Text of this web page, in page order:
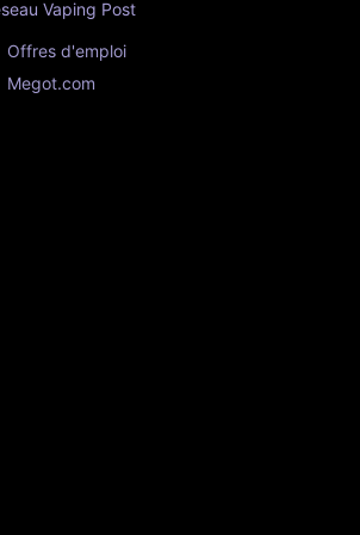
Vaping Post
Offres d'emploi
Megot.com